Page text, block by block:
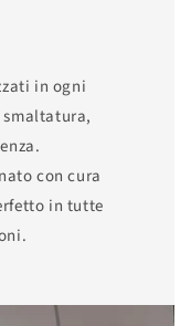
in ogni
con cura
in tutte